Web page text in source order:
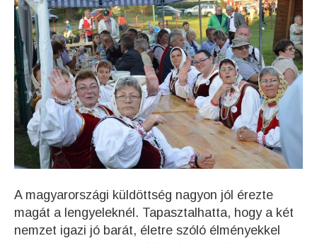
A magyarországi küldöttség nagyon jól érezte
magát a lengyeleknél. Tapasztalhatta, hogy a két
nemzet igazi jó barát, életre szóló élményekkel